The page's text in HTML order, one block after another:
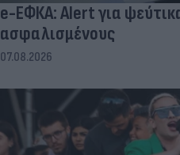
e-ΕΦΚΑ: Alert για
ασφαλισμένους
07.08.2026